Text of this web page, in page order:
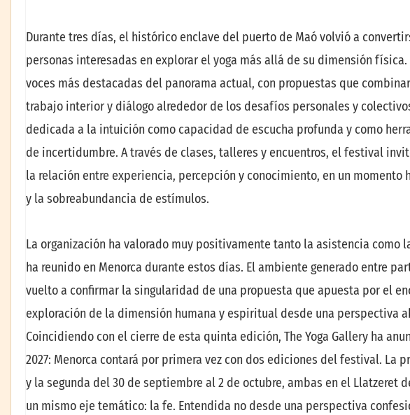
Durante tres días, el histórico enclave del puerto de Maó volvió a
personas interesadas en explorar el yoga más allá de su dimensión física.
voces más destacadas del panorama actual, con propuestas que
trabajo interior y diálogo alrededor de los desafíos personales y
dedicada a la intuición como capacidad de escucha profunda y como
de incertidumbre. A través de clases, talleres y encuentros, el festival
la relación entre experiencia, percepción y conocimiento, en un momento
y la sobreabundancia de estímulos.
La organización ha valorado muy positivamente tanto la asistencia como
ha reunido en Menorca durante estos días. El ambiente generado entre
vuelto a confirmar la singularidad de una propuesta que apuesta por el
exploración de la dimensión humana y espiritual desde una perspectiva
Coincidiendo con el cierre de esta quinta edición, The Yoga Gallery ha
2027: Menorca contará por primera vez con dos ediciones del festival. La
y la segunda del 30 de septiembre al 2 de octubre, ambas en el Llatzeret
un mismo eje temático: la fe. Entendida no desde una perspectiva